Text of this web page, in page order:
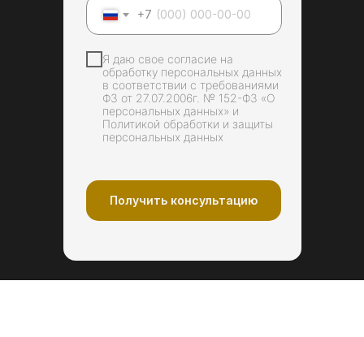
+7
Я даю свое согласие на
обработку персональных данных
в соответствии с требованиями
ФЗ от 27.07.2006г. № 152-ФЗ «О
персональных данных» и
Политикой обработки и защиты
персональных данных
Получить консультацию
Профгигиена и